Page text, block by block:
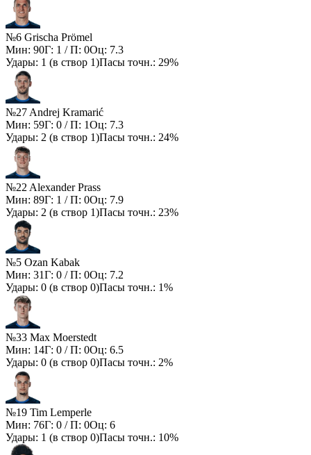
№6 Grischa Prömel
Мин: 90Г: 1 / П: 0Оц: 7.3
Удары: 1 (в створ 1)Пасы точн.: 29%
№27 Andrej Kramarić
Мин: 59Г: 0 / П: 1Оц: 7.3
Удары: 2 (в створ 1)Пасы точн.: 24%
№22 Alexander Prass
Мин: 89Г: 1 / П: 0Оц: 7.9
Удары: 2 (в створ 1)Пасы точн.: 23%
№5 Ozan Kabak
Мин: 31Г: 0 / П: 0Оц: 7.2
Удары: 0 (в створ 0)Пасы точн.: 1%
№33 Max Moerstedt
Мин: 14Г: 0 / П: 0Оц: 6.5
Удары: 0 (в створ 0)Пасы точн.: 2%
№19 Tim Lemperle
Мин: 76Г: 0 / П: 0Оц: 6
Удары: 1 (в створ 0)Пасы точн.: 10%